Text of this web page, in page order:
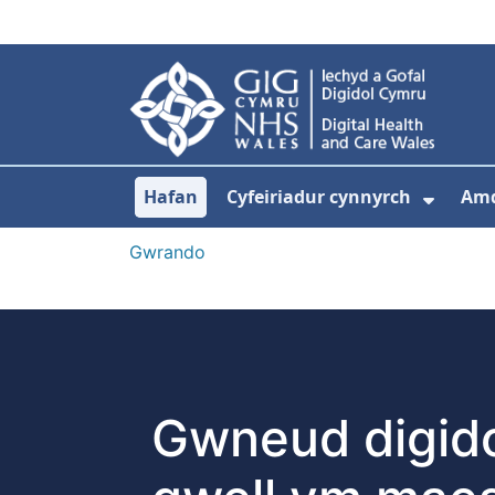
Hafan Cyfeiriadur cynnyrch
Gwrando
Gwneud